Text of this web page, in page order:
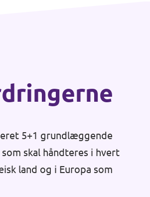
5+1 grundlæggende
skal håndteres i hvert
land og i Europa som